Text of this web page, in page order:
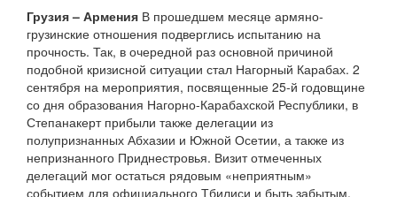
Грузия – Армения В прошедшем месяце армяно-
грузинские отношения подверглись испытанию на
прочность. Так, в очередной раз основной причиной
подобной кризисной ситуации стал Нагорный Карабах. 2
сентября на мероприятия, посвященные 25-й годовщине
со дня образования Нагорно-Карабахской Республики, в
Степанакерт прибыли также делегации из
полупризнанных Абхазии и Южной Осетии, а также из
непризнанного Приднестровья. Визит отмеченных
делегаций мог остаться рядовым «неприятным»
событием для официального Тбилиси и быть забытым,